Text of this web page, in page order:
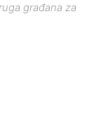
građana za